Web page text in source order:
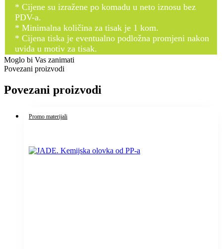
* Cijene su izražene po komadu u neto iznosu bez
PDV-a.
* Minimalna količina za tisak je 1 kom.
* Cijena tiska je eventualno podložna promjeni nakon
uvida u motiv za tisak.
Moglo bi Vas zanimati
Povezani proizvodi
Povezani proizvodi
Promo materijali